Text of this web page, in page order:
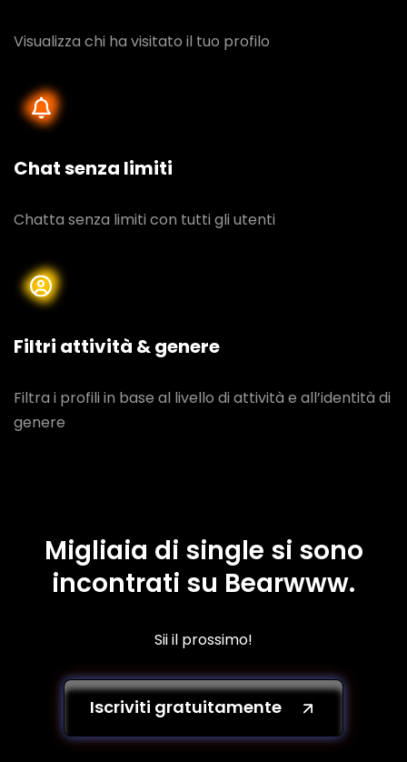
Visualizza chi ha visitato il tuo profilo
Chat senza limiti
Chatta senza limiti con tutti gli utenti
Filtri attività & genere
Filtra i profili in base al livello di attività e all’identità di
genere
Migliaia di single si sono
incontrati su Bearwww.
Sii il prossimo!
Iscriviti gratuitamente